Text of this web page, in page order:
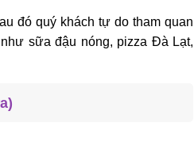
đó quý khách tự do tham quan
sữa đậu nóng, pizza Đà Lạt,